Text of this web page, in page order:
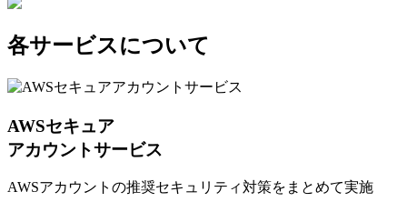
各サービスについて
AWSセキュア
アカウントサービス
AWSアカウントの推奨セキュリティ対策をまとめて実施